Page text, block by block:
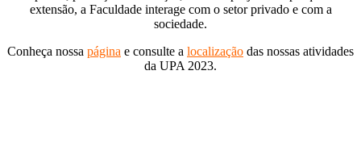
extensão, a Faculdade interage com o setor privado e com a
sociedade.
Conheça nossa página e consulte a localização das nossas atividades
da UPA 2023.